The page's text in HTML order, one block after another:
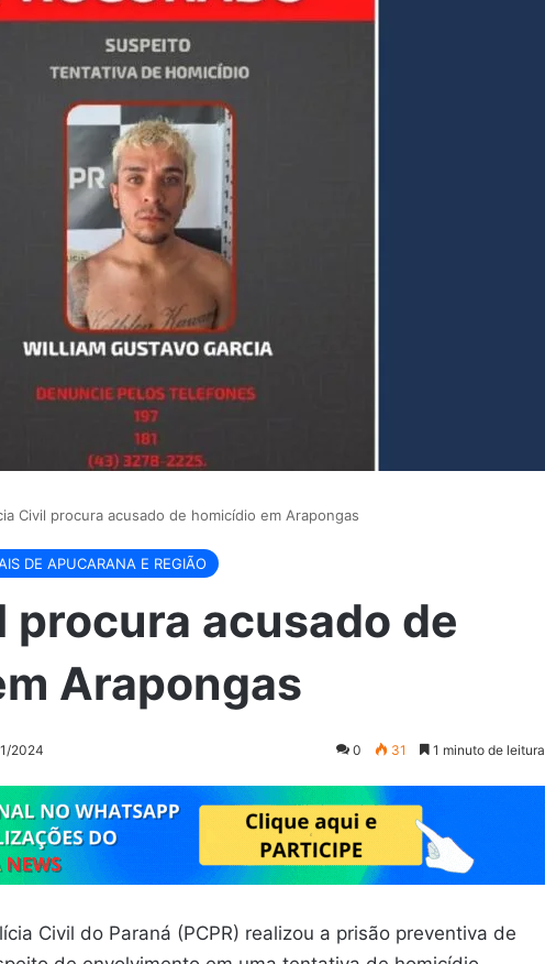
Civil procura acusado de homicídio em Arapongas
DE APUCARANA E REGIÃO
procura acusado de
Arapongas
2024 0 31 1 minuto de leitura
Civil do Paraná (PCPR) realizou a prisão preventiva de